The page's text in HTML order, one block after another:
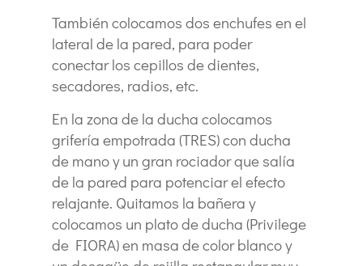
También colocamos dos enchufes en el
lateral de la pared, para poder
conectar los cepillos de dientes,
secadores, radios, etc.
En la zona de la ducha colocamos
grifería empotrada (TRES) con ducha
de mano y un gran rociador que salía
de la pared para potenciar el efecto
relajante. Quitamos la bañera y
colocamos un plato de ducha (Privilege
de FIORA) en masa de color blanco y